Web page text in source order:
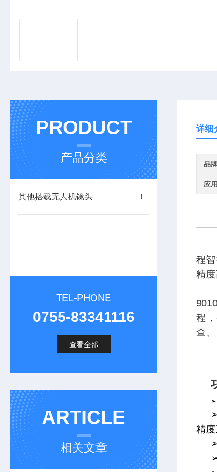
PRODUCT
产品分类
其他搭载无人机镜头
TEL-PHONE
0755-83341116
查看全部
ARTICLE
相关文章
详细
品牌
应
程
精
程
查
➢
精